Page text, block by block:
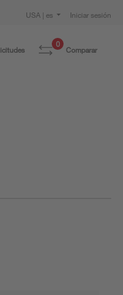
USA | es Iniciar sesión
0
Comparar